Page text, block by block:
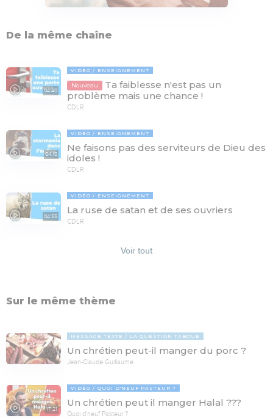
De la même chaîne
04:40
VIDÉO ENSEIGNEMENT
Nouveau
Ta faiblesse n'est pas un
problème mais une chance !
CDLR
04:10
VIDÉO ENSEIGNEMENT
Ne faisons pas des serviteurs de Dieu des
idoles !
CDLR
04:55
VIDÉO ENSEIGNEMENT
La ruse de satan et de ses ouvriers
CDLR
Voir tout
Sur le même thème
MESSAGE TEXTE LA QUESTION TABOUE
Un chrétien peut-il manger du porc ?
Jean-Claude Guillaume
17:21
VIDÉO QUOI D'NEUF PASTEUR ?
Un chrétien peut il manger Halal ???
Quoi d'neuf Pasteur ?